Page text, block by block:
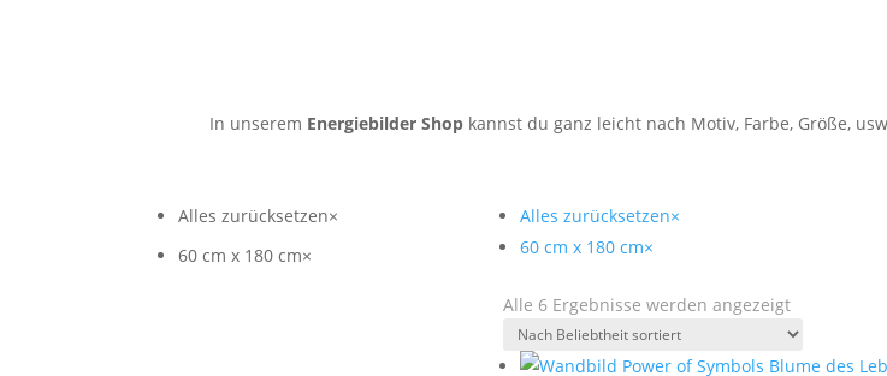
In unserem Energiebilder Shopkannst du ganz leicht nach Motiv, Farbe, Größe,
Alles zurücksetzen×
60 cm x 180 cm×
Alles zurücksetzen×
60 cm x 180 cm×
Alle 6 Ergebnisse werden angezeigtNach
Beliebtheit
sortiert